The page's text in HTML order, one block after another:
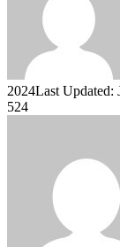
2024Last Updated:
524